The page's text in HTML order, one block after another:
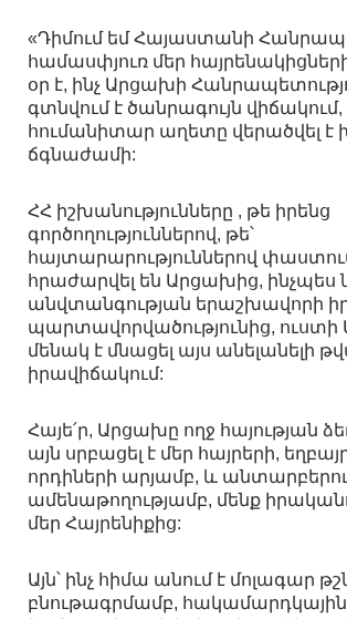
«Դիմում եմ Հայաստանի
համասփյուռ մեր
օր է, ինչ Արցախի
գտնվում է ծանրագույն վիճակում,
հումանիտար աղետը վերածվել է
ճգնաժամի:
ՀՀ իշխանությունները , թե իրենց
գործողություններով, թե՝
հայտարարություններով
հրաժարվել են Արցախից, ինչպես
անվտանգության երաշխավորի
պարտավորվածությունից,
մենակ է մնացել այս անելանելի
իրավիճակում:
Հայե՛ր, Արցախը ողջ հայության
այն սրբացել է մեր հայրերի,
որդիների արյամբ, և
ամենաթողությամբ, մենք
մեր Հայրենիքից:
Այն՝ ինչ հիմա անում է մոլագար
բնութագրմամբ,